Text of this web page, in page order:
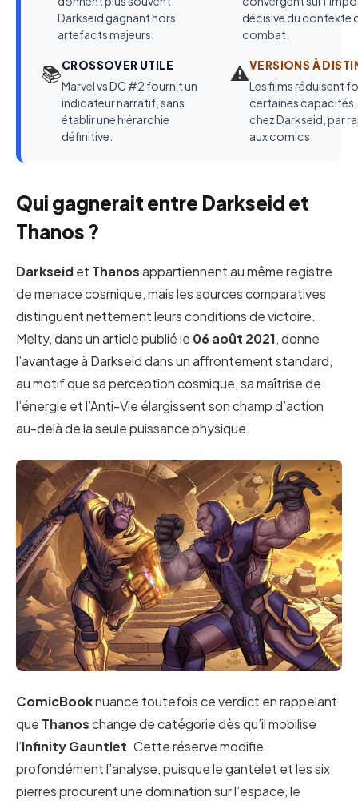
Darkseid gagnant hors
artefacts majeurs.
décisive du contexte
combat.
📚CROSSOVER UTILE
Marvel vs DC #2 fournit un
indicateur narratif, sans
établir une hiérarchie
définitive.
⚠️VERSIONS À
Les films réduisent
certaines
chez Darkseid, par
aux comics.
Qui gagnerait entre Darkseid et
Thanos ?
Darkseidet Thanosappartiennent au même registre
de menace cosmique, mais les sources comparatives
distinguent nettement leurs conditions de victoire.
Melty, dans un article publié le 06 août 2021, donne
l’avantage à Darkseid dans un affrontement standard,
au motif que sa perception cosmique, sa maîtrise de
l’énergie et l’Anti-Vie élargissent son champ d’action
au-delà de la seule puissance physique.
ComicBooknuance toutefois ce verdict en rappelant
que Thanoschange de catégorie dès qu’il mobilise
l’Infinity Gauntlet. Cette réserve modifie
profondément l’analyse, puisque le gantelet et les six
pierres procurent une domination sur l’espace, le